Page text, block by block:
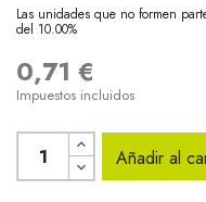
Las unidades que no formen
del 10.00%
0,71 €
Impuestos incluidos
Añadir al